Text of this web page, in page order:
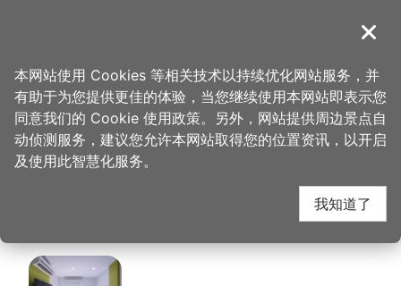
導覽
首页 > 想去的地方 > 美食、购物 > 大汉馔云南拉面馆
大汉馔云南拉面馆 周边
住宿
关闭
本网站使用 Cookies 等相关技术以持续优化网站服务，并
有助于为您提供更佳的体验，当您继续使用本网站即表示您
同意我们的 Cookie 使用政策。另外，网站提供周边景点自
动侦测服务，建议您允许本网站取得您的位置资讯，以开启
及使用此智慧化服务。
我知道了